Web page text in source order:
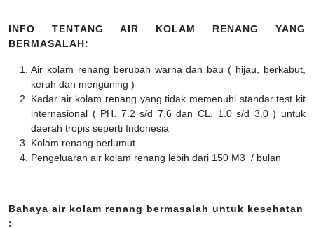
INFO TENTANG AIR KOLAM RENANG YANG
BERMASALAH:
Air kolam renang berubah warna dan bau ( hijau, berkabut,
keruh dan menguning )
Kadar air kolam renang yang tidak memenuhi standar test kit
internasional ( PH. 7.2 s/d 7.6 dan CL. 1.0 s/d 3.0 ) untuk
daerah tropis seperti Indonesia
Kolam renang berlumut
Pengeluaran air kolam renang lebih dari 150 M3 / bulan
Bahaya air kolam renang bermasalah untuk kesehatan
: